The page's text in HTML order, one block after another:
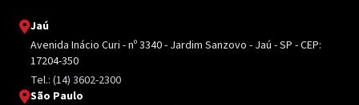
Jaú
Avenida Inácio Curi - nº 3340 - Jardim Sanzovo - Jaú - SP - CEP:
17204-350
Tel.: (14) 3602-2300
São Paulo